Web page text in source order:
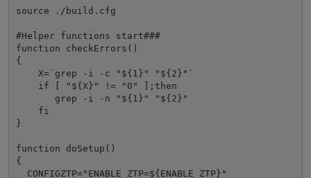
echo "${BLDDIR}"
source ./build.cfg
#Helper functions start###
function checkErrors()
{
X=`grep -i -c "${1}" "${2}"`
if [ "${X}" != "0" ];then
grep -i -n "${1}" "${2}"
fi
}
function doSetup()
{
CONFIGZTP="ENABLE_ZTP=${ENABLE_ZTP}"